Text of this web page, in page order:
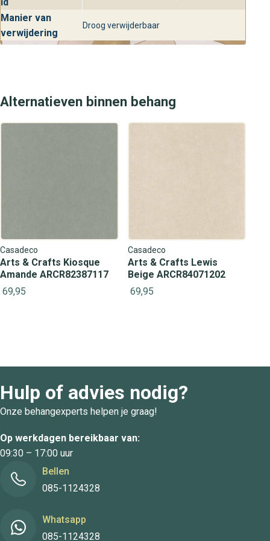
Manier van
verwijdering
Droog verwijderbaar
Alternatieven binnen behang
Casadeco
Arts & Crafts Kiosque
Amande ARCR82387117
69,95
Casadeco
Arts & Crafts Lewis
Beige ARCR84071202
69,95
Hulp of advies nodig?
Onze behangexperts helpen je graag!
Op werkdagen bereikbaar van:
09:30 – 17:00 uur
Bellen
085-1124328
Whatsapp
085-1124328